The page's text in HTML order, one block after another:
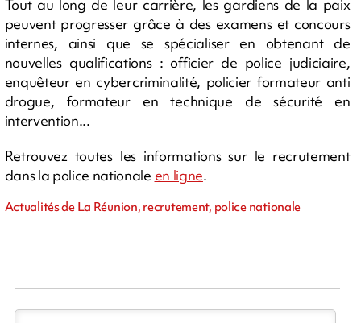
Tout au long de leur carrière, les gardiens de la paix
peuvent progresser grâce à des examens et concours
internes, ainsi que se spécialiser en obtenant de
nouvelles qualifications : officier de police judiciaire,
enquêteur en cybercriminalité, policier formateur anti
drogue, formateur en technique de sécurité en
intervention...
Retrouvez toutes les informations sur le recrutement
dans la police nationale en ligne.
Actualités de La Réunion, recrutement, police nationale